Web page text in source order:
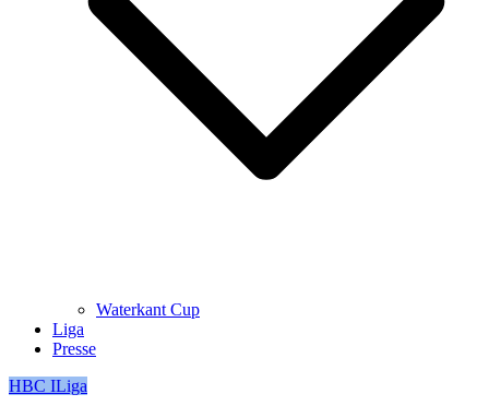
Waterkant Cup
Liga
Presse
HBC ILiga